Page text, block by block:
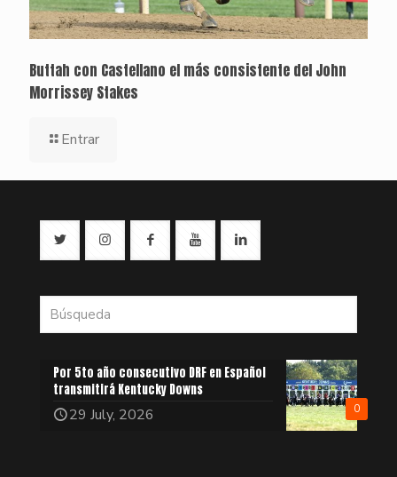
Buttah con Castellano el más consistente del John
Morrissey Stakes
Entrar
0
Por 5to año consecutivo DRF en Español
transmitirá Kentucky Downs
29 July, 2026